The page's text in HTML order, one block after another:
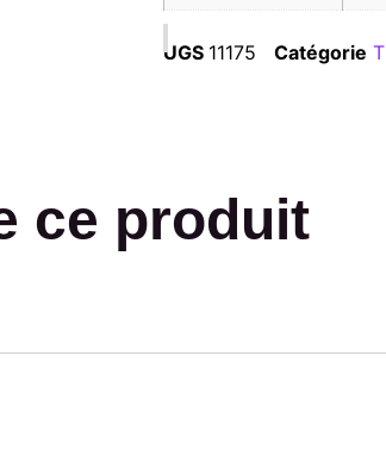
UGS 11175 Catégorie
ce produit